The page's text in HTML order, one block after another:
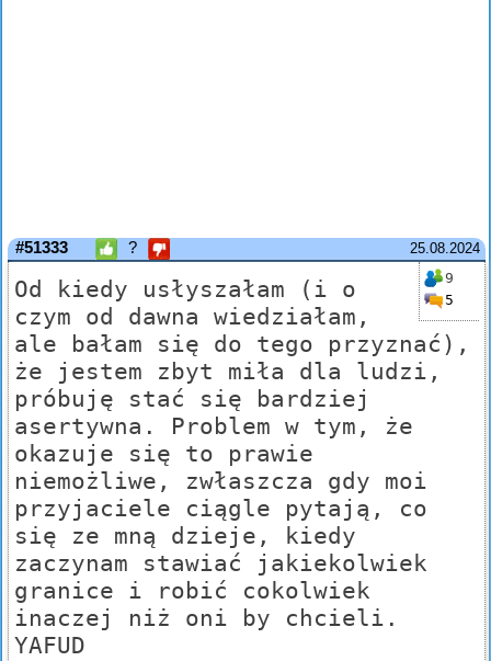
25.08.2024
#51333 ?
9
5
Od kiedy usłyszałam (i o
czym od dawna wiedziałam,
ale bałam się do tego przyznać),
że jestem zbyt miła dla ludzi,
próbuję stać się bardziej
asertywna. Problem w tym, że
okazuje się to prawie
niemożliwe, zwłaszcza gdy moi
przyjaciele ciągle pytają, co
się ze mną dzieje, kiedy
zaczynam stawiać jakiekolwiek
granice i robić cokolwiek
inaczej niż oni by chcieli.
YAFUD